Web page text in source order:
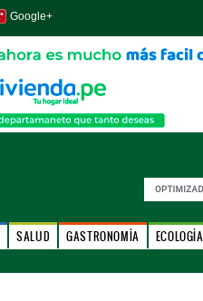
Google+
SALUD GASTRONOMÍA ECOLOGÍA